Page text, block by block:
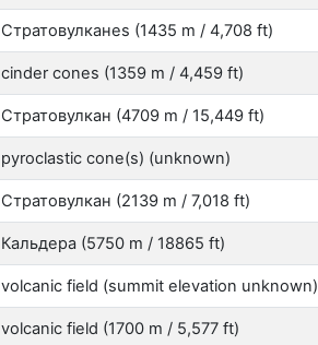
Стратовулканes (1435 m / 4,708 ft)
cinder cones (1359 m / 4,459 ft)
Стратовулкан (4709 m / 15,449 ft)
pyroclastic cone(s) (unknown)
Стратовулкан (2139 m / 7,018 ft)
Кальдера (5750 m / 18865 ft)
volcanic field (summit elevation unknown)
volcanic field (1700 m / 5,577 ft)